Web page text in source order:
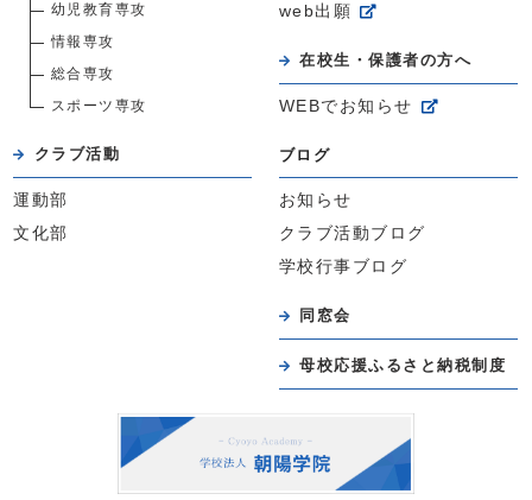
幼児教育専攻
情報専攻
総合専攻
スポーツ専攻
クラブ活動
運動部
文化部
web出願
在校生・保護者の方へ
WEBでお知らせ
ブログ
お知らせ
クラブ活動ブログ
学校行事ブログ
同窓会
母校応援ふるさと納税制度